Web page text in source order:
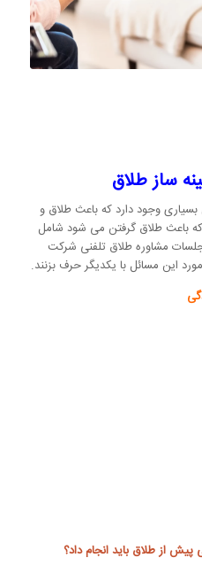
ساز طلاق
وجود دارد که باعث طلاق و
باعث طلاق گرفتن می شود شامل
جلسات مشاوره طلاق تلفنی شرکت
این مسائل با یکدیگر حرف بزنند.
پیش از طلاق باید انجام داد؟